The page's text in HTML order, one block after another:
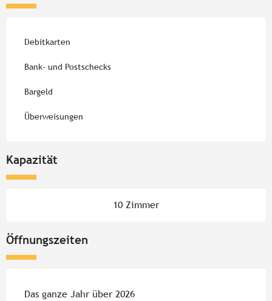
Debitkarten
Bank- und Postschecks
Bargeld
Überweisungen
Kapazität
10 Zimmer
Öffnungszeiten
Das ganze Jahr über 2026